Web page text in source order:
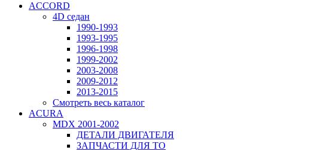
ACCORD
4D седан
1990-1993
1993-1995
1996-1998
1999-2002
2003-2008
2009-2012
2013-2015
Смотреть весь каталог
ACURA
MDX 2001-2002
ДЕТАЛИ ДВИГАТЕЛЯ
ЗАПЧАСТИ ДЛЯ ТО